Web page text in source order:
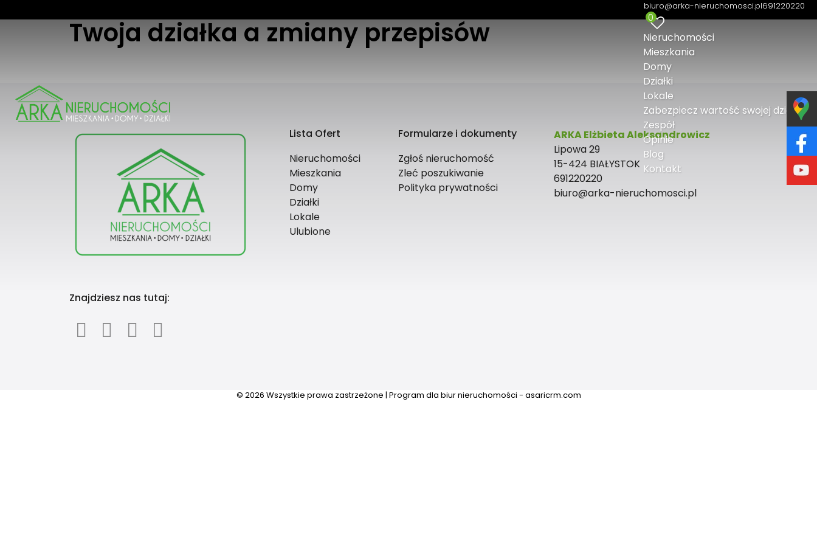
biuro@arka-nieruchomosci.pl691220220
0
Nieruchomości
Mieszkania
Domy
Działki
Lokale
Zabezpiecz wartość swojej działki
Zespół
Opinie
Blog
Kontakt
Twoja działka a zmiany przepisów
Lista Ofert
Nieruchomości
Mieszkania
Domy
Działki
Lokale
Ulubione
Formularze i dokumenty
Zgłoś nieruchomość
Zleć poszukiwanie
Polityka prywatności
ARKA Elżbieta Aleksandrowicz
Lipowa 29
15-424 BIAŁYSTOK
691220220
biuro@arka-nieruchomosci.pl
Znajdziesz nas tutaj:
© 2026 Wszystkie prawa zastrzeżone | Program dla biur nieruchomości - asaricrm.com